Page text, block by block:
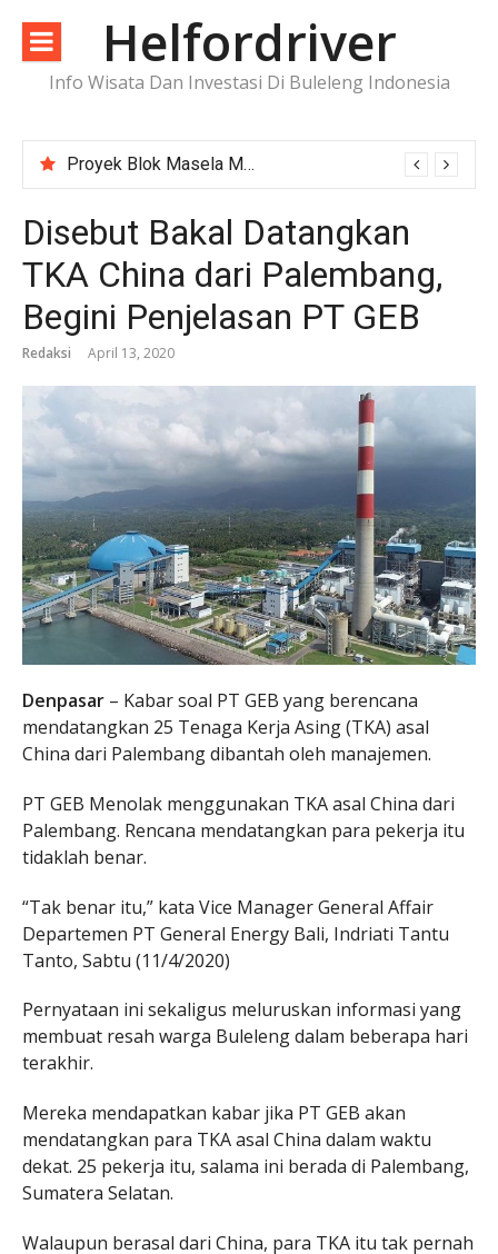
konten
Helfordriver
Info Wisata Dan Investasi Di Buleleng Indonesia
Proyek Blok Masela Makin Dekat ke FID, Investasi Raksasa Siap Menggerakkan Industri Energi
Disebut Bakal Datangkan
TKA China dari Palembang,
Begini Penjelasan PT GEB
Redaksi April 13, 2020
Denpasar – Kabar soal PT GEB yang berencana
mendatangkan 25 Tenaga Kerja Asing (TKA) asal
China dari Palembang dibantah oleh manajemen.
PT GEB Menolak menggunakan TKA asal China dari
Palembang. Rencana mendatangkan para pekerja itu
tidaklah benar.
“Tak benar itu,” kata Vice Manager General Affair
Departemen PT General Energy Bali, Indriati Tantu
Tanto, Sabtu (11/4/2020)
Pernyataan ini sekaligus meluruskan informasi yang
membuat resah warga Buleleng dalam beberapa hari
terakhir.
Mereka mendapatkan kabar jika PT GEB akan
mendatangkan para TKA asal China dalam waktu
dekat. 25 pekerja itu, salama ini berada di Palembang,
Sumatera Selatan.
Walaupun berasal dari China, para TKA itu tak pernah